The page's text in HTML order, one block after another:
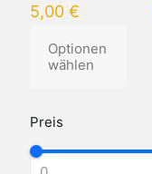
Preis
5,00 €
Optionen
wählen
Produkt
mehrere
Varianten